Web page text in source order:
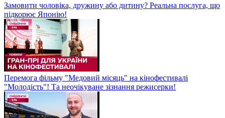
Замовити чоловіка, дружину або дитину? Реальна послуга, що
підкорює Японію!
Перемога фільму "Медовий місяць" на кінофестивалі
"Молодість"! Та неочікуване зізнання режисерки!